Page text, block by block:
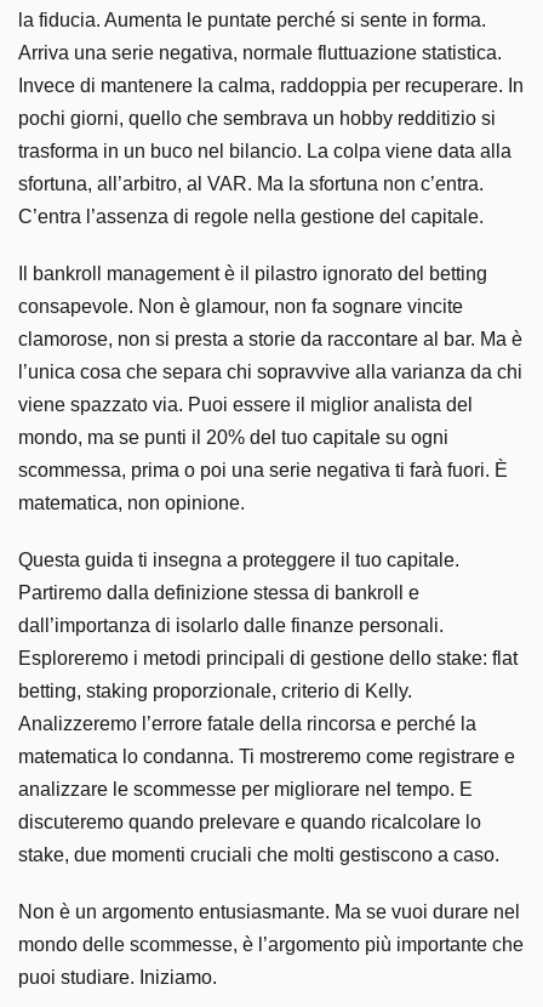
la fiducia. Aumenta le puntate perché si sente in forma.
Arriva una serie negativa, normale fluttuazione statistica.
Invece di mantenere la calma, raddoppia per recuperare. In
pochi giorni, quello che sembrava un hobby redditizio si
trasforma in un buco nel bilancio. La colpa viene data alla
sfortuna, all’arbitro, al VAR. Ma la sfortuna non c’entra.
C’entra l’assenza di regole nella gestione del capitale.
Il bankroll management è il pilastro ignorato del betting
consapevole. Non è glamour, non fa sognare vincite
clamorose, non si presta a storie da raccontare al bar. Ma è
l’unica cosa che separa chi sopravvive alla varianza da chi
viene spazzato via. Puoi essere il miglior analista del
mondo, ma se punti il 20% del tuo capitale su ogni
scommessa, prima o poi una serie negativa ti farà fuori. È
matematica, non opinione.
Questa guida ti insegna a proteggere il tuo capitale.
Partiremo dalla definizione stessa di bankroll e
dall’importanza di isolarlo dalle finanze personali.
Esploreremo i metodi principali di gestione dello stake: flat
betting, staking proporzionale, criterio di Kelly.
Analizzeremo l’errore fatale della rincorsa e perché la
matematica lo condanna. Ti mostreremo come registrare e
analizzare le scommesse per migliorare nel tempo. E
discuteremo quando prelevare e quando ricalcolare lo
stake, due momenti cruciali che molti gestiscono a caso.
Non è un argomento entusiasmante. Ma se vuoi durare nel
mondo delle scommesse, è l’argomento più importante che
puoi studiare. Iniziamo.